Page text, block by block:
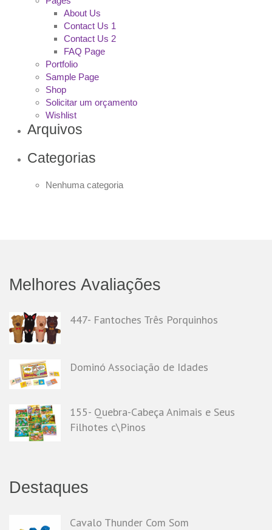
About Us
Contact Us 1
Contact Us 2
FAQ Page
Portfolio
Sample Page
Shop
Solicitar um orçamento
Wishlist
Arquivos
Categorias
Nenhuma categoria
Melhores Avaliações
447- Fantoches Três Porquinhos
Dominó Associação de Idades
155- Quebra-Cabeça Animais e Seus
Filhotes c\Pinos
Destaques
Cavalo Thunder Com Som